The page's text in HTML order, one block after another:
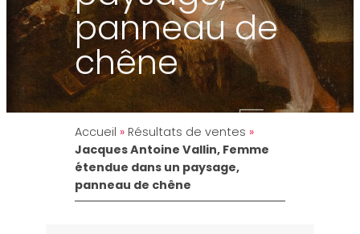
panneau de
chêne
Accueil » Résultats de ventes »
Jacques Antoine Vallin, Femme
étendue dans un paysage,
panneau de chêne